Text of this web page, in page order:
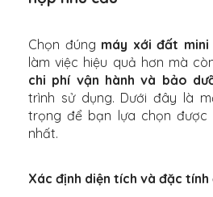
Chọn đúng máy xới đất mini
làm việc hiệu quả hơn mà
chi phí vận hành và bảo
trình sử dụng. Dưới đây là
trọng để bạn lựa chọn được
nhất.
Xác định diện tích và đặc